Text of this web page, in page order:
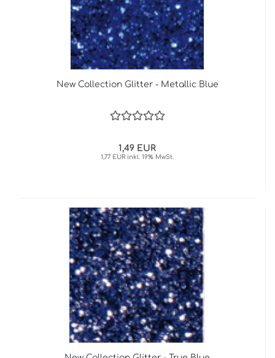
New Collection Glitter - Metallic Blue
1,49 EUR
1,77 EUR inkl. 19% MwSt.